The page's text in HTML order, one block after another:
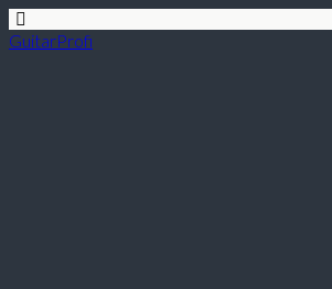
GuitarProfi